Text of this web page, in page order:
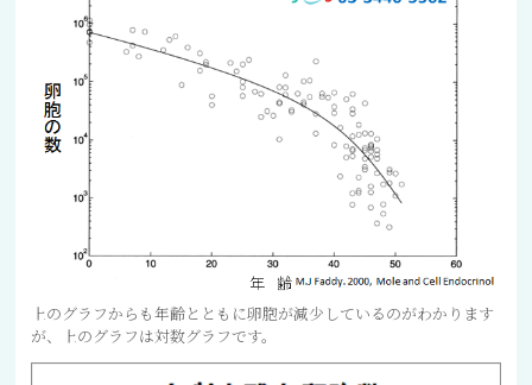
上のグラフからも年齢とともに卵胞が減少しているのがわかります
が、上のグラフは対数グラフです。